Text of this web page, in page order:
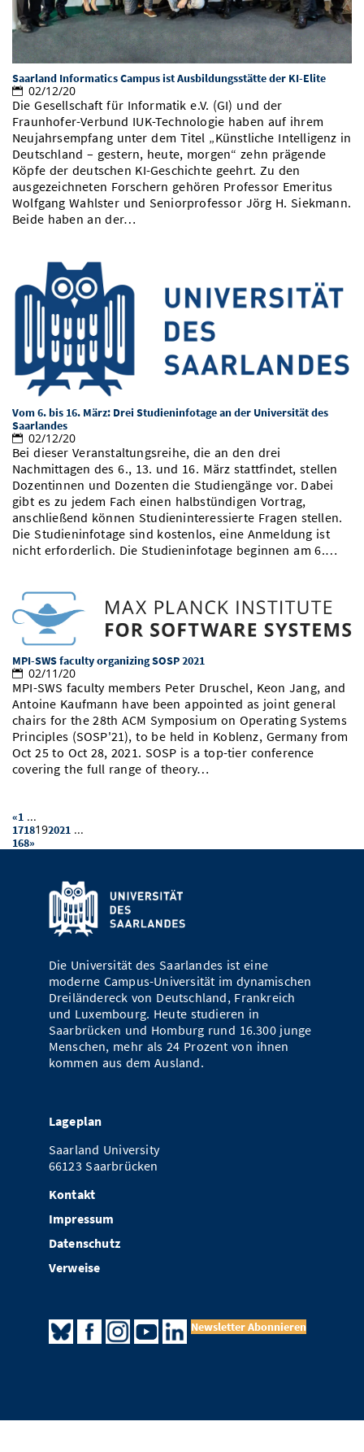
Saarland Informatics Campus ist Ausbildungsstätte der KI-Elite
02/12/20
Die Gesellschaft für Informatik e.V. (GI) und der
Fraunhofer-Verbund IUK-Technologie haben auf ihrem
Neujahrsempfang unter dem Titel „Künstliche Intelligenz in
Deutschland ­– gestern, heute, morgen“ zehn prägende
Köpfe der deutschen KI-Geschichte geehrt. Zu den
ausgezeichneten Forschern gehören Professor Emeritus
Wolfgang Wahlster und Seniorprofessor Jörg H. Siekmann.
Beide haben an der…
Vom 6. bis 16. März: Drei Studieninfotage an der Universität des
Saarlandes
02/12/20
Bei dieser Veranstaltungsreihe, die an den drei
Nachmittagen des 6., 13. und 16. März stattfindet, stellen
Dozentinnen und Dozenten die Studiengänge vor. Dabei
gibt es zu jedem Fach einen halbstündigen Vortrag,
anschließend können Studieninteressierte Fragen stellen.
Die Studieninfotage sind kostenlos, eine Anmeldung ist
nicht erforderlich. Die Studieninfotage beginnen am 6.…
MPI-SWS faculty organizing SOSP 2021
02/11/20
MPI-SWS faculty members Peter Druschel, Keon Jang, and
Antoine Kaufmann have been appointed as joint general
chairs for the 28th ACM Symposium on Operating Systems
Principles (SOSP'21), to be held in Koblenz, Germany from
Oct 25 to Oct 28, 2021. SOSP is a top-tier conference
covering the full range of theory…
«1 ...
1718192021 ...
168»
Die Universität des Saarlandes ist eine
moderne Campus-Universität im dynamischen
Dreiländereck von Deutschland, Frankreich
und Luxembourg. Heute studieren in
Saarbrücken und Homburg rund 16.300 junge
Menschen, mehr als 24 Prozent von ihnen
kommen aus dem Ausland.
Lageplan
Saarland University
66123 Saarbrücken
Kontakt
Impressum
Datenschutz
Verweise
Newsletter Abonnieren